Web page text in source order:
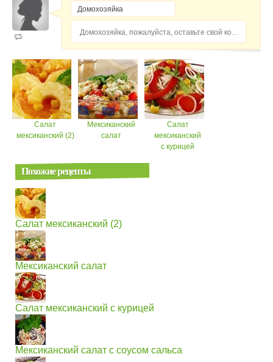
Домохозяйка, пожалуйста, оставьте свой комментарий...
Салат
мексиканский (2)
Мексиканский
салат
Салат
мексиканский
с курицей
Похожие рецепты
Салат мексиканский (2)
Мексиканский салат
Салат мексиканский с курицей
Мексиканский салат с соусом сальса